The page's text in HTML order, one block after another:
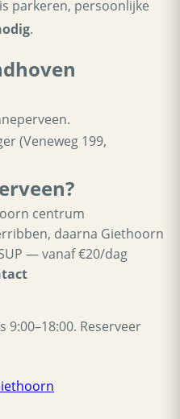
parkeren, persoonlijke
.
(Veneweg 199,
centrum
daarna Giethoorn
— vanaf €20/dag
9:00–18:00. Reserveer